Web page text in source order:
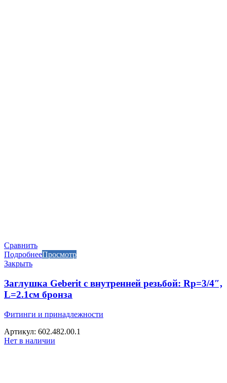
Сравнить
ПодробнееПросмотр
Закрыть
Заглушка Geberit с внутренней резьбой: Rp=3/4″,
L=2.1см бронза
Фитинги и принадлежности
Артикул: 602.482.00.1
Нет в наличии